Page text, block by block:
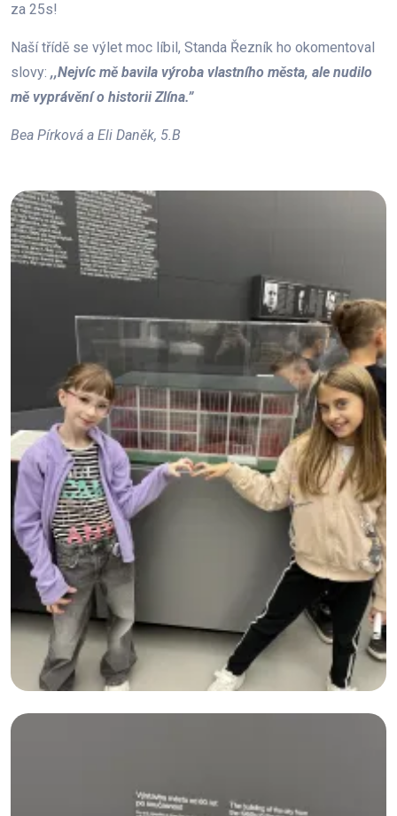
za 25s!
Naší třídě se výlet moc líbil, Standa Řezník ho okomentoval
slovy: ,,Nejvíc mě bavila výroba vlastního města, ale nudilo
mě vyprávění o historii Zlína.”
Bea Pírková a Eli Daněk, 5.B